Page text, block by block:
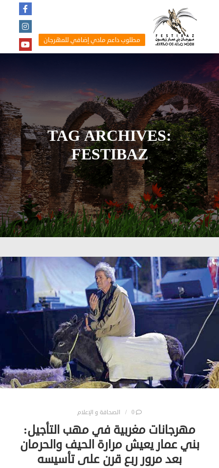
مطلوب داعم مادي إضافي للمهرجان
TAG ARCHIVES:
FESTIBAZ
الصحافة و الإعلام
مهرجانات مغربية في مهب التأجيل:
بني عمار يعيش مرارة الحيف والحرمان
بعد مرور ربع قرن على تأسيسه